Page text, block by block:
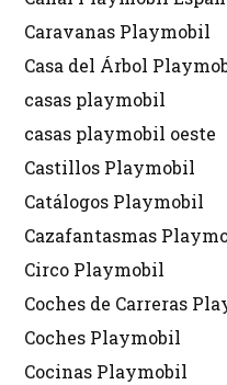
Caravanas Playmobil
Casa del Árbol
casas playmobil
casas playmobil oeste
Castillos Playmobil
Catálogos Playmobil
Cazafantasmas
Circo Playmobil
Coches de Carreras
Coches Playmobil
Cocinas Playmobil